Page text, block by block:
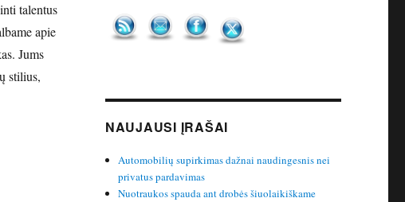
talentus
apie
Jums
stilius,
NAUJAUSI ĮRAŠAI
Automobilių supirkimas dažnai naudingesnis nei
privatus pardavimas
Nuotraukos spauda ant drobės šiuolaikiškame